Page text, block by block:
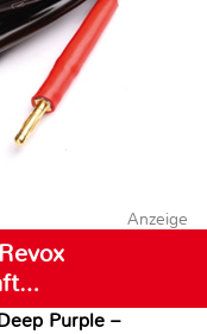
Anzeige
Purple –